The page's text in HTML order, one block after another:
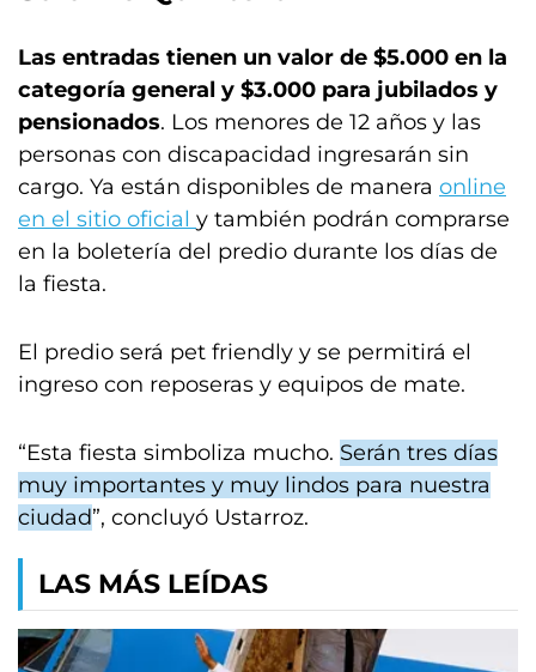
Las entradas tienen un valor de $5.000 en la
categoría general y $3.000 para jubilados y
pensionados. Los menores de 12 años y las
personas con discapacidad ingresarán sin
cargo. Ya están disponibles de manera online
en el sitio oficial y también podrán comprarse
en la boletería del predio durante los días de
la fiesta.
El predio será pet friendly y se permitirá el
ingreso con reposeras y equipos de mate.
“Esta fiesta simboliza mucho. Serán tres días
muy importantes y muy lindos para nuestra
ciudad”, concluyó Ustarroz.
LAS MÁS LEÍDAS